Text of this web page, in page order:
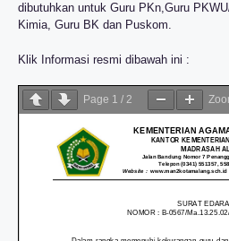
dibutuhkan untuk Guru PKn,Guru
Kimia, Guru BK dan Puskom.
Klik Informasi resmi dibawah ini :
Page 1 / 2